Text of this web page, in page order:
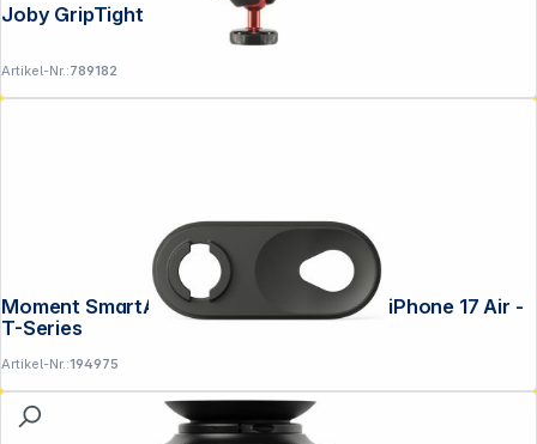
Joby GripTight Pro 3 Mount
Artikel-Nr.:789182
Moment SmartAlign Drop-in Lens Mount iPhone 17 Air -
T-Series
Artikel-Nr.:194975